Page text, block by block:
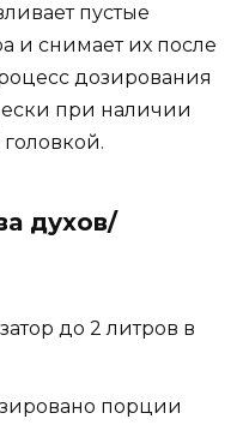
пустые
и снимает их после
дозирования
при наличии
духов/
до 2 литров в
порции